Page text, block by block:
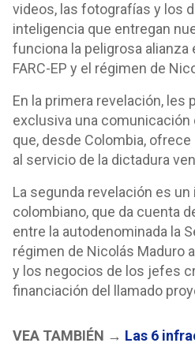
videos, las fotografías y los
inteligencia que entregan
funciona la peligrosa alianza
FARC-EP y el régimen de
En la primera revelación, les
exclusiva una comunicación
que, desde Colombia,
al servicio de la dictadura
La segunda revelación es
colombiano, que da cuenta
entre la autodenominada la
régimen de Nicolás Maduro
y los negocios de los jefes
financiación del llamado
VEA TAMBIÉN → Las 6